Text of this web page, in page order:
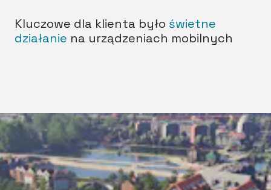
Kluczowe dla klienta było świetne
działanie na urządzeniach mobilnych